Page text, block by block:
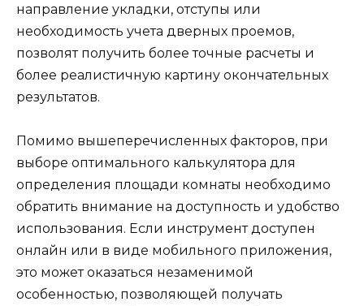
направление укладки, отступы или
необходимость учета дверных проемов,
позволят получить более точные расчеты и
более реалистичную картину окончательных
результатов.
Помимо вышеперечисленных факторов, при
выборе оптимального калькулятора для
определения площади комнаты необходимо
обратить внимание на доступность и удобство
использования. Если инструмент доступен
онлайн или в виде мобильного приложения,
это может оказаться незаменимой
особенностью, позволяющей получать